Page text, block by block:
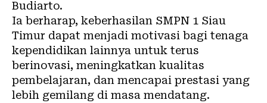
Budiarto.
Ia berharap, keberhasilan SMPN 1 Siau
Timur dapat menjadi motivasi bagi tenaga
kependidikan lainnya untuk terus
berinovasi, meningkatkan kualitas
pembelajaran, dan mencapai prestasi yang
lebih gemilang di masa mendatang.